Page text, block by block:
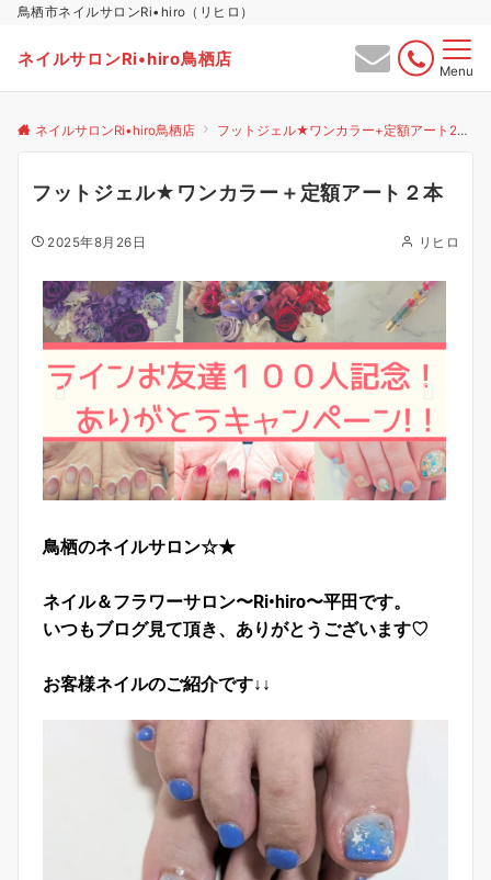
鳥栖市ネイルサロンRi•hiro（リヒロ）
ネイルサロンRi•hiro鳥栖店
Menu
ネイルサロンRi•hiro鳥栖店 フットジェル★ワンカラー+定額アート2本
フットジェル★ワンカラー＋定額アート２本
2025年8月26日 リヒロ
鳥栖のネイルサロン☆★
ネイル＆フラワーサロン〜Ri•hiro〜平田です。
いつもブログ見て頂き、ありがとうございます♡
お客様ネイルのご紹介です↓↓